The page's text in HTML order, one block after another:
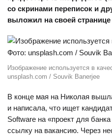
шести месяцев)
органы неполных либо
6.14. неисполнение,
несвоевременное
форме требования
осуществляющего
надзор, предписания
безопасности,
охраны либо непринятие
в них нарушений;